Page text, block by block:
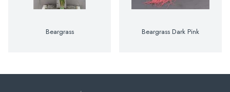
Beargrass Beargrass Dark Pink